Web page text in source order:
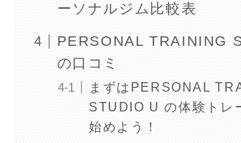
ーソナルジム比較表
PERSONAL TRAINING
の口コミ
まずはPERSONAL
STUDIO U の体験トレ
始めよう！